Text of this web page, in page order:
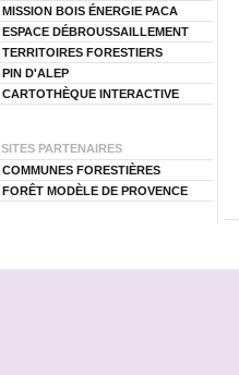
MISSION BOIS ÉNERGIE PACA
ESPACE DÉBROUSSAILLEMENT
TERRITOIRES FORESTIERS
PIN D'ALEP
CARTOTHÈQUE INTERACTIVE
SITES PARTENAIRES
COMMUNES FORESTIÈRES
FORÊT MODÈLE DE PROVENCE